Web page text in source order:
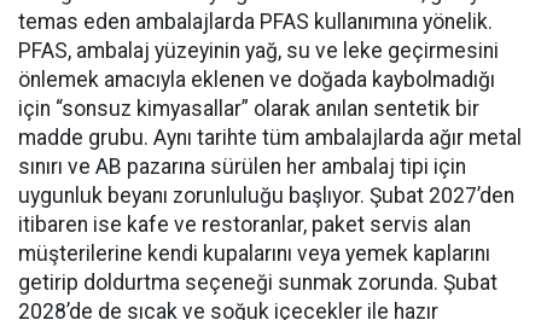
temas eden ambalajlarda PFAS kullanımına yönelik.
PFAS, ambalaj yüzeyinin yağ, su ve leke geçirmesini
önlemek amacıyla eklenen ve doğada kaybolmadığı
için “sonsuz kimyasallar” olarak anılan sentetik bir
madde grubu. Aynı tarihte tüm ambalajlarda ağır metal
sınırı ve AB pazarına sürülen her ambalaj tipi için
uygunluk beyanı zorunluluğu başlıyor. Şubat 2027’den
itibaren ise kafe ve restoranlar, paket servis alan
müşterilerine kendi kupalarını veya yemek kaplarını
getirip doldurtma seçeneği sunmak zorunda. Şubat
2028’de de sıcak ve soğuk içecekler ile hazır